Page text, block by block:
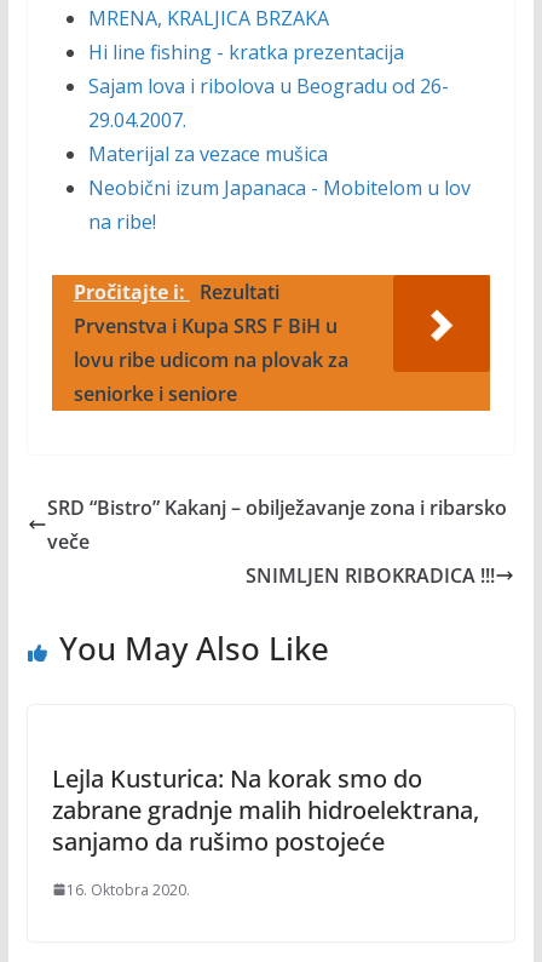
MRENA, KRALJICA BRZAKA
Hi line fishing - kratka prezentacija
Sajam lova i ribolova u Beogradu od 26-
29.04.2007.
Materijal za vezace mušica
Neobični izum Japanaca - Mobitelom u lov
na ribe!
Pročitajte i:
Rezultati
Prvenstva i Kupa SRS F BiH u
lovu ribe udicom na plovak za
seniorke i seniore
SRD “Bistro” Kakanj – obilježavanje zona i ribarsko
veče
SNIMLJEN RIBOKRADICA !!!
You May Also Like
Lejla Kusturica: Na korak smo do
zabrane gradnje malih hidroelektrana,
sanjamo da rušimo postojeće
16. Oktobra 2020.